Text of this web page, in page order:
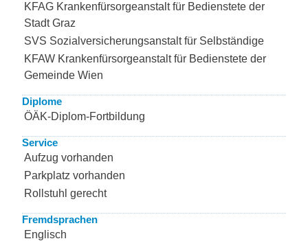
KFAG Krankenfürsorgeanstalt für Bedienstete der
Stadt Graz
SVS Sozialversicherungsanstalt für Selbständige
KFAW Krankenfürsorgeanstalt für Bedienstete der
Gemeinde Wien
Diplome
ÖÄK-Diplom-Fortbildung
Service
Aufzug vorhanden
Parkplatz vorhanden
Rollstuhl gerecht
Fremdsprachen
Englisch